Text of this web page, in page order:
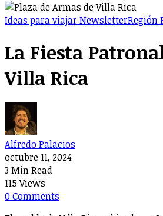
Ideas para viajar NewsletterRegión
La Fiesta
Villa Rica
Alfredo Palacios
octubre 11, 2024
3 Min Read
115 Views
0 Comments